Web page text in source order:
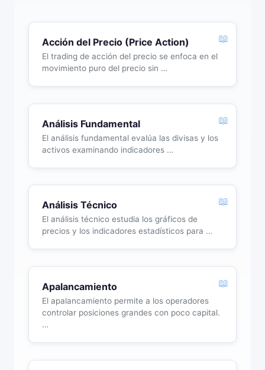
Acción del Precio (Price Action)
El trading de acción del precio se enfoca en el
movimiento puro del precio sin …
Análisis Fundamental
El análisis fundamental evalúa las divisas y los
activos examinando indicadores …
Análisis Técnico
El análisis técnico estudia los gráficos de
precios y los indicadores estadísticos para …
Apalancamiento
El apalancamiento permite a los operadores
controlar posiciones grandes con poco capital.
…